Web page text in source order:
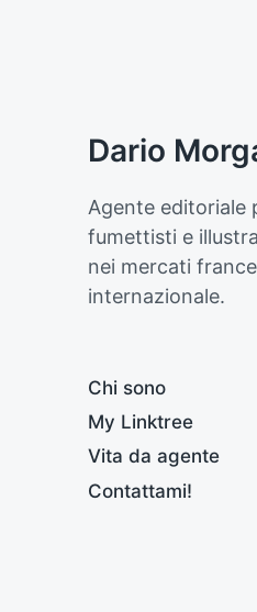
Dario
Agente editoriale
fumettisti e
nei mercati
internazionale.
Chi sono
My Linktree
Vita da agente
Contattami!